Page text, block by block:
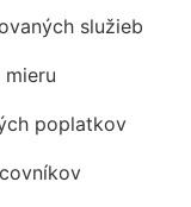
služieb
poplatkov